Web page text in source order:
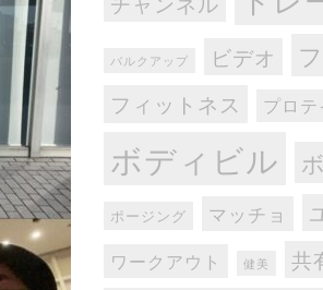
バルクアップ ビデオ
フィットネス プロテ
ボディビル
ポージング マッチョ
ワークアウト 健美 共